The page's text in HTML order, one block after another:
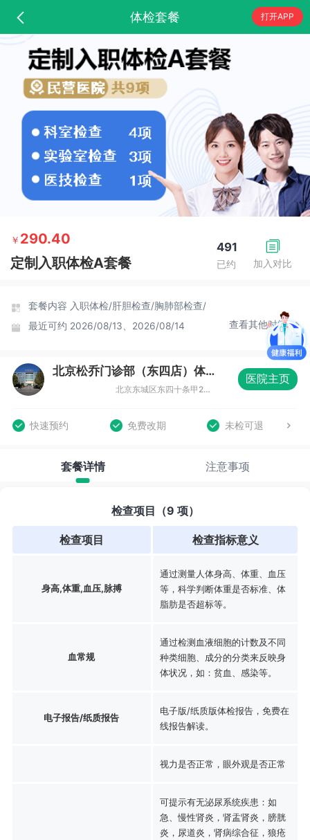
体检套餐 打开APP
加入对比
491
已约
￥ 290.40
定制入职体检A套餐
套餐内容 入职体检/肝胆检查/胸肺部检查/
最近可约 2026/08/13、2026/08/14 查看其他时间
北京松乔门诊部（东四店）体检中心
北京东城区东四十条甲22号南新仓商务大厦B座三层（东四十条店）
医院主页
快速预约 免费改期 未检可退
套餐详情 注意事项
检查项目（9 项）
检查项目 检查指标意义
身高,体重,血压,脉搏
通过测量人体身高、体重、血压
等，科学判断体重是否标准、体
脂肪是否超标等。
血常规
通过检测血液细胞的计数及不同
种类细胞、成分的分类来反映身
体状况，如：贫血、感染等。
电子报告/纸质报告
电子版/纸质版体检报告，免费在
线报告解读。
视力是否正常，眼外观是否正常
可提示有无泌尿系统疾患：如
急、慢性肾炎，肾盂肾炎，膀胱
炎，尿道炎，肾病综合征，狼疮